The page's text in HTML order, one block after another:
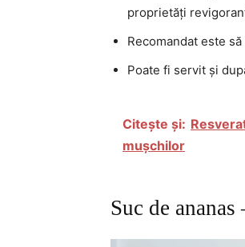
proprietăți
Recomandat este
Poate fi servit și
Citește și:
mușchilor
Suc de